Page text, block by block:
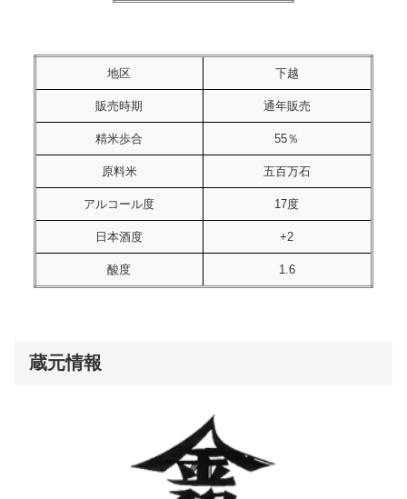
地区 下越
販売時期 通年販売
精米歩合 55％
原料米 五百万石
アルコール度 17度
日本酒度 +2
酸度 1.6
蔵元情報